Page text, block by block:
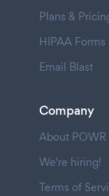
Plans &
HIPAA Forms
Email Blast
Company
About POWR
We're hiring!
Terms of